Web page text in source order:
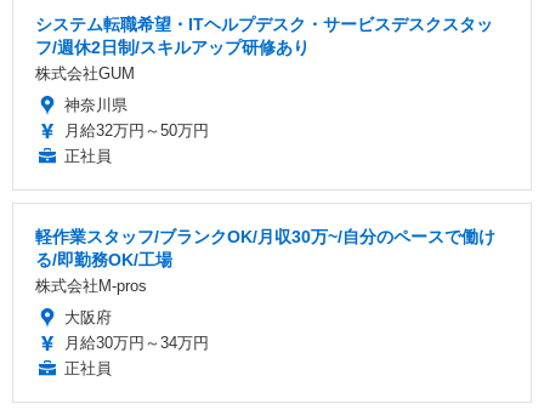
システム転職希望・ITヘルプデスク・サービスデスクスタッ
フ/週休2日制/スキルアップ研修あり
株式会社GUM
神奈川県
月給32万円～50万円
正社員
軽作業スタッフ/ブランクOK/月収30万~/自分のペースで働け
る/即勤務OK/工場
株式会社M-pros
大阪府
月給30万円～34万円
正社員